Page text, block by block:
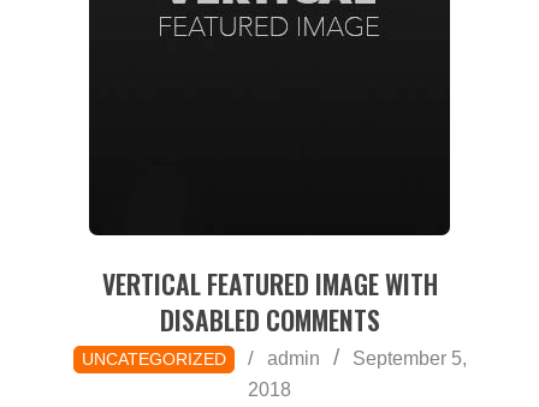
VERTICAL FEATURED IMAGE WITH
DISABLED COMMENTS
2018-
09-
UNCATEGORIZED admin
September 5,
2018